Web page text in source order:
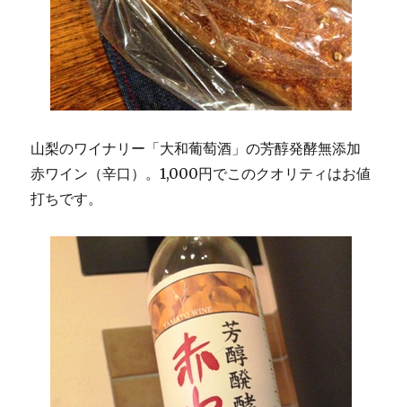
山梨のワイナリー「大和葡萄酒」の芳醇発酵無添加
赤ワイン（辛口）。1,000円でこのクオリティはお値
打ちです。